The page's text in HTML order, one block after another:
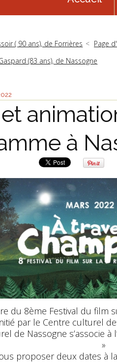
( 90 ans), de Forrières
Page
(83 ans), de Nassogne
à
du 8ème Festival du film
par le Centre culturel
de Nassogne s’associe à
»
proposer deux dates à